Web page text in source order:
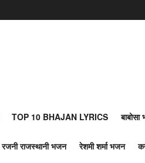
TOP 10 BHAJAN LYRICS
रजनी राजस्थानी भजन रेशमी शर्मा भजन